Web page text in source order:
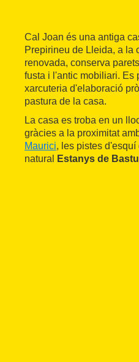
Cal Joan és una antiga
Prepirineu de Lleida, a la
renovada, conserva
fusta i l'antic mobiliari. Es
xarcuteria d'elaboració
pastura de la casa.
La casa es troba en un
gràcies a la proximitat
Maurici, les pistes
natural
Estanys de